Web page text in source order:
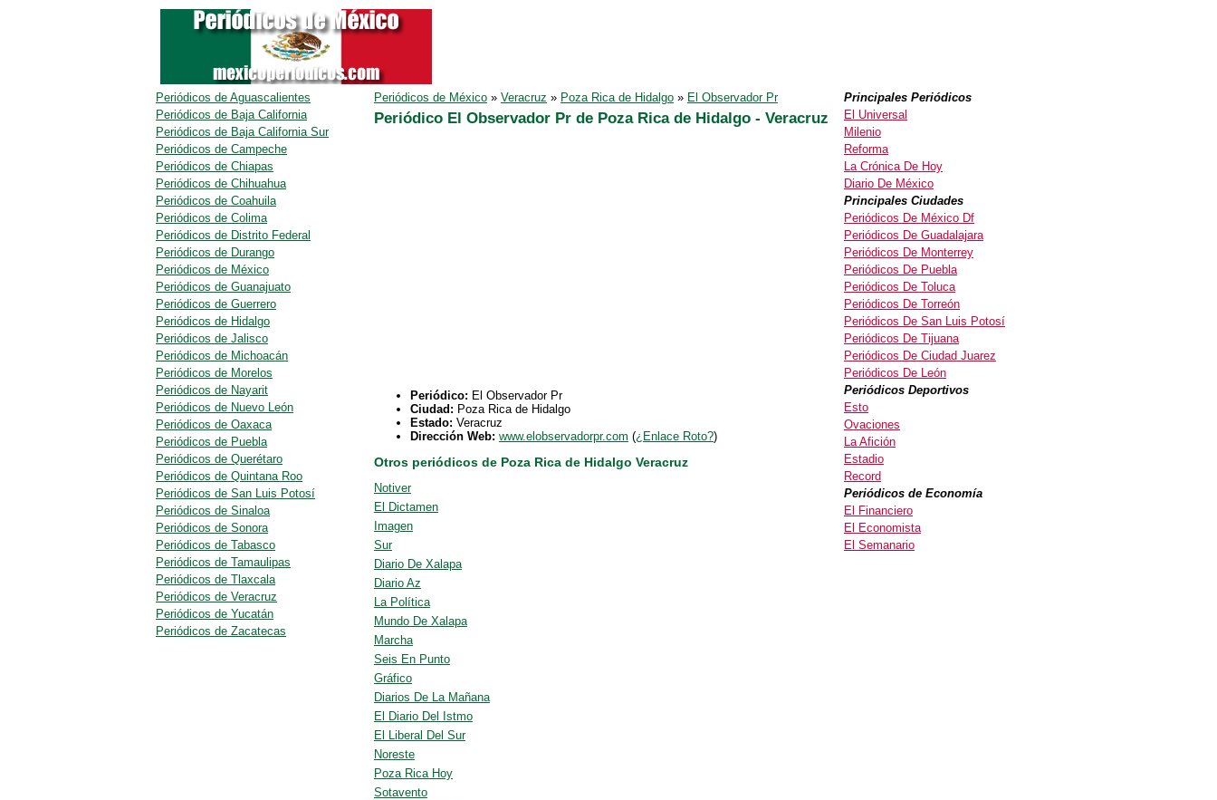
Periódicos de México» Veracruz » Poza Rica de Hidalgo» El Observador Pr
Periódico El Observador Pr de Poza Rica de Hidalgo - Veracruz
Periódico: El Observador Pr
Ciudad: Poza Rica de Hidalgo
Estado: Veracruz
Dirección Web: www.elobservadorpr.com (¿Enlace Roto?)
Otros periódicos de Poza Rica de Hidalgo Veracruz
Notiver
El Dictamen
Imagen
Sur
Diario De Xalapa
Diario Az
La Política
Mundo De Xalapa
Marcha
Seis En Punto
Gráfico
Diarios De La Mañana
El Diario Del Istmo
El Liberal Del Sur
Noreste
Poza Rica Hoy
Sotavento
Periódicos de Aguascalientes
Periódicos de Baja California
Periódicos de Baja California Sur
Periódicos de Campeche
Periódicos de Chiapas
Periódicos de Chihuahua
Periódicos de Coahuila
Periódicos de Colima
Periódicos de Distrito Federal
Periódicos de Durango
Periódicos de México
Periódicos de Guanajuato
Periódicos de Guerrero
Periódicos de Hidalgo
Periódicos de Jalisco
Periódicos de Michoacán
Periódicos de Morelos
Periódicos de Nayarit
Periódicos de Nuevo León
Periódicos de Oaxaca
Periódicos de Puebla
Periódicos de Querétaro
Periódicos de Quintana Roo
Periódicos de San Luis Potosí
Periódicos de Sinaloa
Periódicos de Sonora
Periódicos de Tabasco
Periódicos de Tamaulipas
Periódicos de Tlaxcala
Periódicos de Veracruz
Periódicos de Yucatán
Periódicos de Zacatecas
Principales Periódicos
El Universal
Milenio
Reforma
La Crónica De Hoy
Diario De México
Principales Ciudades
Periódicos De México Df
Periódicos De Guadalajara
Periódicos De Monterrey
Periódicos De Puebla
Periódicos De Toluca
Periódicos De Torreón
Periódicos De San Luis Potosí
Periódicos De Tijuana
Periódicos De Ciudad Juarez
Periódicos De León
Periódicos Deportivos
Esto
Ovaciones
La Afición
Estadio
Record
Periódicos de Economía
El Financiero
El Economista
El Semanario